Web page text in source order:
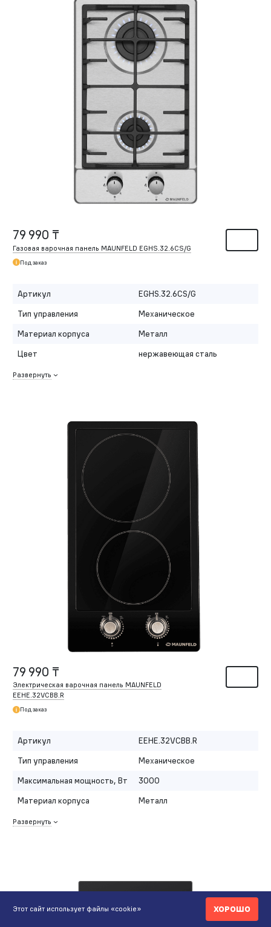
79 990 ₸
Газовая варочная панель MAUNFELD EGHS.32.6CS/G
Под заказ
Артикул
EGHS.32.6CS/G
Тип управления
Механическое
Материал корпуса
Металл
Цвет
нержавеющая сталь
Развернуть
79 990 ₸
Электрическая варочная панель MAUNFELD
EEHE.32VCBB.R
Под заказ
Артикул
EEHE.32VCBB.R
Тип управления
Механическое
Максимальная мощность, Вт
3000
Материал корпуса
Металл
Развернуть
Этот сайт использует файлы «cookie» ХОРОШО